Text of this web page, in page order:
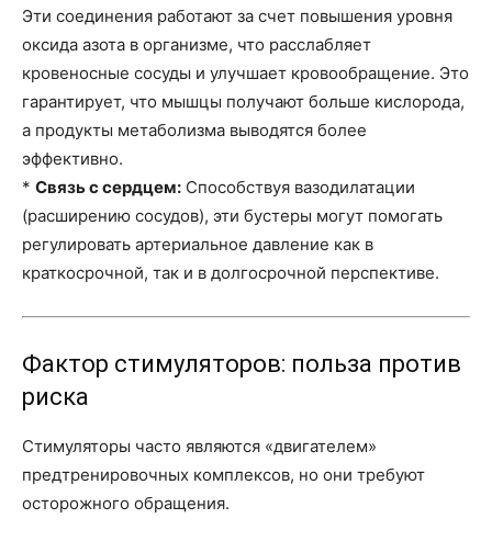
Эти соединения работают за счет повышения уровня
оксида азота в организме, что расслабляет
кровеносные сосуды и улучшает кровообращение. Это
гарантирует, что мышцы получают больше кислорода,
а продукты метаболизма выводятся более
эффективно.
* Связь с сердцем: Способствуя вазодилатации
(расширению сосудов), эти бустеры могут помогать
регулировать артериальное давление как в
краткосрочной, так и в долгосрочной перспективе.
Фактор стимуляторов: польза против
риска
Стимуляторы часто являются «двигателем»
предтренировочных комплексов, но они требуют
осторожного обращения.